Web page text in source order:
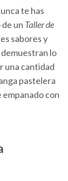
te has
un Taller de
sabores y
lo
una cantidad
pastelera
empanado con